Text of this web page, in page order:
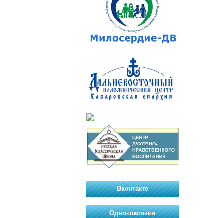
Вконтакте
Однокласники